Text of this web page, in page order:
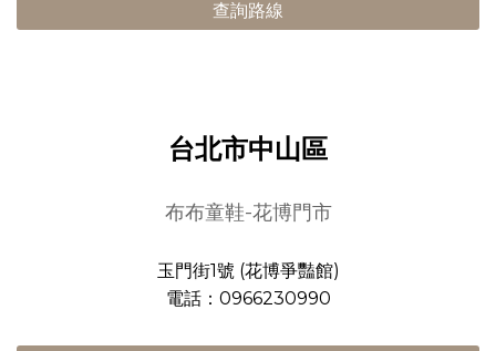
查詢路線
台北市中山區
布布童鞋-花博門市
玉門街1號 (花博爭豔館)
電話：0966230990